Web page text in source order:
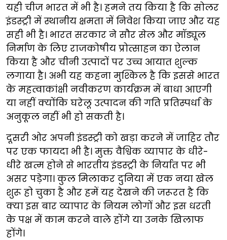
यही चीज भारत में भी है। हमने तय किया है कि सोलर
इंडस्ट्री में स्थानीय क्षमता में निवेश किया जाए और यह
सही भी है। भारत सरकार ने सौर सेल और मॉड्यूल
निर्माण के लिए राजकोषीय प्रोत्साहन का ऐलान
किया है और चीनी उत्पादों पर उच्च आयात शुल्क
लगाया है। अभी यह कहना मुश्किल है कि इससे भारत
के महत्वाकांक्षी नवीकरण कार्यक्रम में बाधा आएगी
या नहीं क्योंकि घरेलू उत्पादन की गति प्रतिस्पर्धा के
अनुकूल नहीं भी हो सकती है।
दूसरी ओर अपनी इंडस्ट्री को खड़ा करने में जाहिर तौर
पर एक फायदा भी है। मुक्त वैश्विक व्यापार के धीरे-
धीरे खत्म होने से भारतीय इंडस्ट्री के निर्यात पर भी
असर पड़ेगा। कुल मिलाकर दुनिया में एक नया खेल
शुरू हो चुका है और हमें यह देखने की जरूरत है कि
क्या इस बार व्यापार के नियम लोगों और इस धरती
के पक्ष में काम करने वाले होंगे या उनके खिलाफ
होंगे।